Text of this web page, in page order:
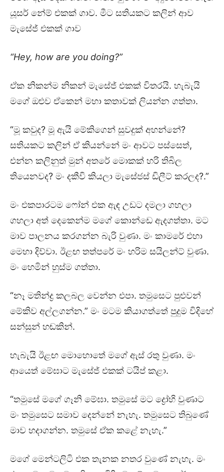
යූසර් නේම් එකක් ගාව. මීට සතියකට කලින් ආව
මැසේජ් එකක් ගාව
“Hey, how are you doing?”
ඒක නිකන්ම නිකන් මැසේජ් එකක් විතරයි. හැබැයි
මගේ ඔළුව ඒකෙන් මහා කතාවක් ලියන්න ගත්තා.
“මූ කවුද? මූ ඇයි මේකිගෙන් සුවදුක් අහන්නේ?
සතියකට කලින් ඒ කියන්නේ මං ආවට පස්සෙත්,
එන්න කලිනුත් මුන් අතරේ මොකක් හරි තිබිල
තියෙනවද? මං දකීවි කියලා මැසේජස් ඩිලීට් කරලද?.”
මං එකපාරටම ෆෝන් එක ඇඳ උඩට දමලා ගහලා
ගහලා අත් දෙකෙන්ම මගේ කොන්ඩෙ ඇදගත්තා. මට
මාව පාලනය කරගන්න බැරි වුණා. මං කාමරේ එහා
මෙහා දිව්වා. ඊළඟ තත්පරේ මං හරිම සයිලන්ට් වුණා.
මං හෙමින් හුස්ම ගත්තා.
“නෑ මතින්ද්‍ර කලබල වෙන්න එපා. තමුසෙට පුළුවන්
මේකිව අල්ලගන්න.” මං මටම කියාගත්තේ පුදුම විදිහේ
සන්සුන් හඬකින්.
හැබැයි ඊළඟ මොහොතේ මගේ ඇස් රතු වුණා. මං
ආයෙත් මේඝාට මැසේජ් එකක් ටයිප් කළා.
“තමුසේ මගේ ගෑනි මේඝා. තමුසේ මට ද්‍රෝහි වුණාට
මං තමුසෙට සමාව දෙන්නේ නැහැ. තමුසෙට තිබුණේ
මාව හදාගන්න. තමුසේ ඒක කළේ නැහැ.”
මගේ මෙන්ටලිටි එක තැනක නතර වුණේ නැහැ. මං